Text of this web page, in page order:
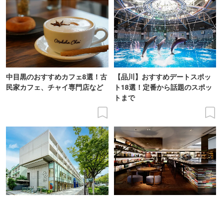
中目黒のおすすめカフェ8選！古
民家カフェ、チャイ専門店など
【品川】おすすめデートスポッ
ト18選！定番から話題のスポッ
トまで